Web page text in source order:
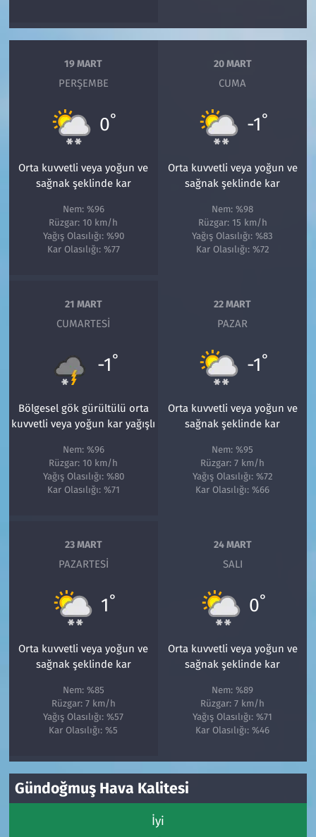
19 MART
PERŞEMBE
0°
Orta kuvvetli veya yoğun ve
sağnak şeklinde kar
Nem: %96
Rüzgar: 10 km/h
Yağış Olasılığı: %90
Kar Olasılığı: %77
20 MART
CUMA
-1°
Orta kuvvetli veya yoğun ve
sağnak şeklinde kar
Nem: %98
Rüzgar: 15 km/h
Yağış Olasılığı: %83
Kar Olasılığı: %72
21 MART
CUMARTESI
-1°
Bölgesel gök gürültülü orta
kuvvetli veya yoğun kar yağışlı
Nem: %96
Rüzgar: 10 km/h
Yağış Olasılığı: %80
Kar Olasılığı: %71
22 MART
PAZAR
-1°
Orta kuvvetli veya yoğun ve
sağnak şeklinde kar
Nem: %95
Rüzgar: 7 km/h
Yağış Olasılığı: %72
Kar Olasılığı: %66
23 MART
PAZARTESI
1°
Orta kuvvetli veya yoğun ve
sağnak şeklinde kar
Nem: %85
Rüzgar: 7 km/h
Yağış Olasılığı: %57
Kar Olasılığı: %5
24 MART
SALI
0°
Orta kuvvetli veya yoğun ve
sağnak şeklinde kar
Nem: %89
Rüzgar: 7 km/h
Yağış Olasılığı: %71
Kar Olasılığı: %46
Gündoğmuş Hava Kalitesi
İyi